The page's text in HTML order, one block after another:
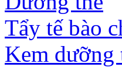
Tẩy tế bào
Kem dưỡng